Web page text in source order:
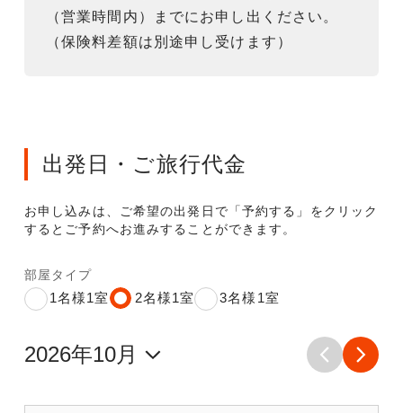
（営業時間内）までにお申し出ください。
（保険料差額は別途申し受けます）
出発日・ご旅行代金
お申し込みは、ご希望の出発日で「予約する」をクリック
するとご予約へお進みすることができます。
部屋タイプ
1名様1室 2名様1室 3名様1室